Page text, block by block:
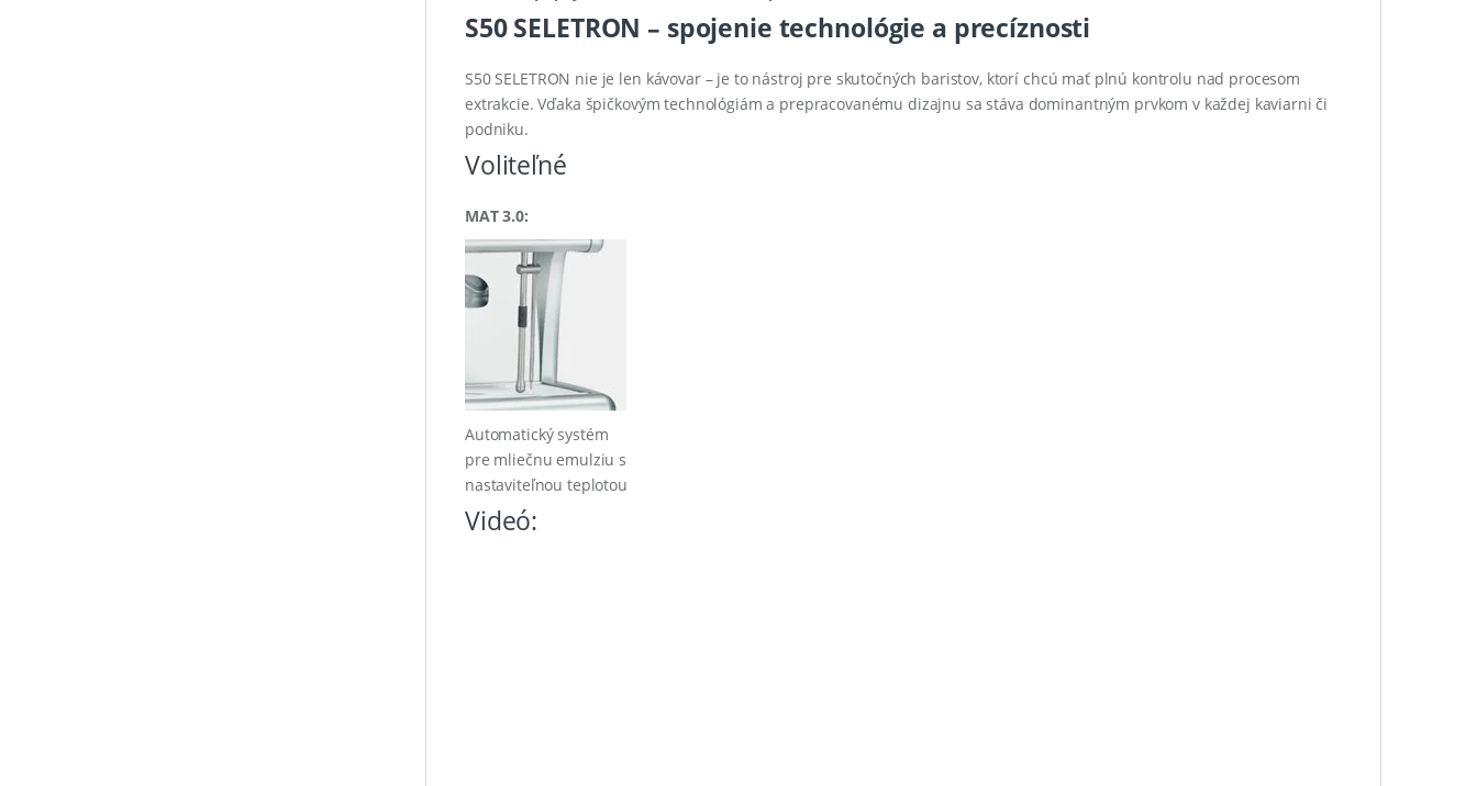
S50 SELETRON – spojenie technológie a precíznosti
S50 SELETRON nie je len kávovar – je to nástroj pre skutočných baristov, ktorí chcú mať plnú kontrolu nad procesom
extrakcie. Vďaka špičkovým technológiám a prepracovanému dizajnu sa stáva dominantným prvkom v každej kaviarni či
podniku.
Voliteľné
MAT 3.0:
Automatický systém
pre mliečnu emulziu s
nastaviteľnou teplotou
Videó: